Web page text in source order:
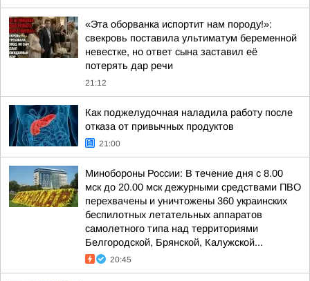
«Эта оборванка испортит нам породу!»:
свекровь поставила ультиматум беременной
невестке, но ответ сына заставил её
потерять дар речи
21:12
Как поджелудочная наладила работу после
отказа от привычных продуктов
21:00
Минобороны России: В течение дня с 8.00
мск до 20.00 мск дежурными средствами ПВО
перехвачены и уничтожены 360 украинских
беспилотных летательных аппаратов
самолетного типа над территориями
Белгородской, Брянской, Калужской...
20:45